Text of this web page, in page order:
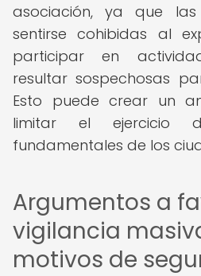
asociación, ya que
sentirse cohibidas al
participar en
resultar sospechosas
Esto puede crear un
limitar el ejercicio
fundamentales de los
Argumentos a
vigilancia
motivos de